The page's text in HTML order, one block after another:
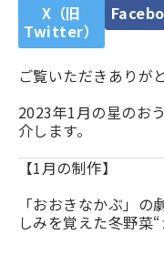
X（旧
Twitter）
ご覧いただきありが
2023年1月の星のお
介します。
【1月の制作】
「おおきなかぶ」
しみを覚えた冬野菜